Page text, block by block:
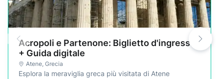
Acropoli e Partenone: Biglietto d'ingresso
+ Guida digitale
Atene, Grecia
Esplora la meraviglia greca più visitata di Atene